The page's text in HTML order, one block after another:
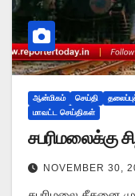
ஆன்மிகம் செய்தி
மாவட்ட செய்திகள்
சபரிமலைக்கு
NOVEMBER 30,